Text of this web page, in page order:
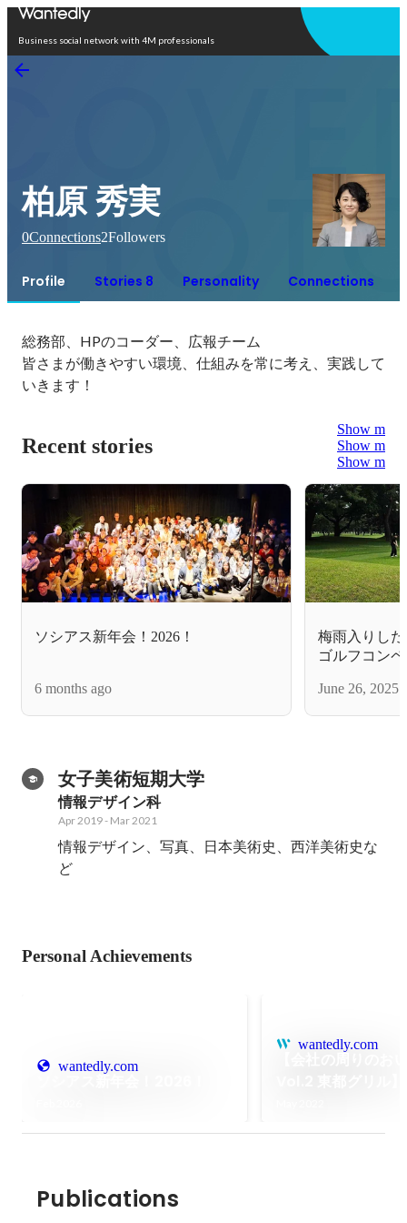
Business social network with 4M professionals
柏原 秀実
0Connections2Followers
Profile Stories 8 Personality Connections
総務部、HPのコーダー、広報チーム
皆さまが働きやすい環境、仕組みを常に考え、実践して
いきます！
Recent stories
Show more
Show more
Show more
ソシアス新年会！2026！
6 months ago
梅雨入りし
ゴルフコンペ
June 26, 2025
女子美術短期大学
情報デザイン科
Apr 2019- Mar 2021
情報デザイン、写真、日本美術史、西洋美術史な
ど
Personal Achievements
wantedly.com
wantedly.com
Publications